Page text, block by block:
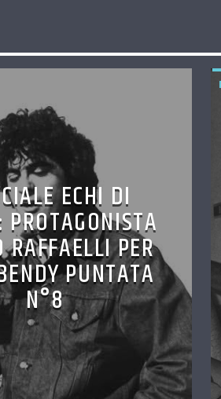
ECHI DI
RAFFAELLI PER
PUNTATA
N°8